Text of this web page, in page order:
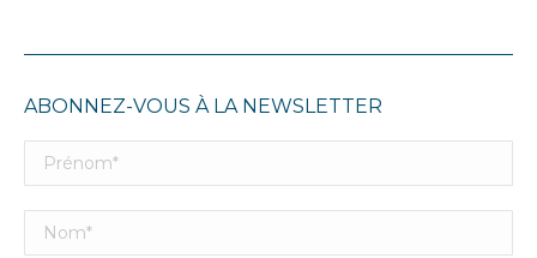
ABONNEZ-VOUS À LA NEWSLETTER